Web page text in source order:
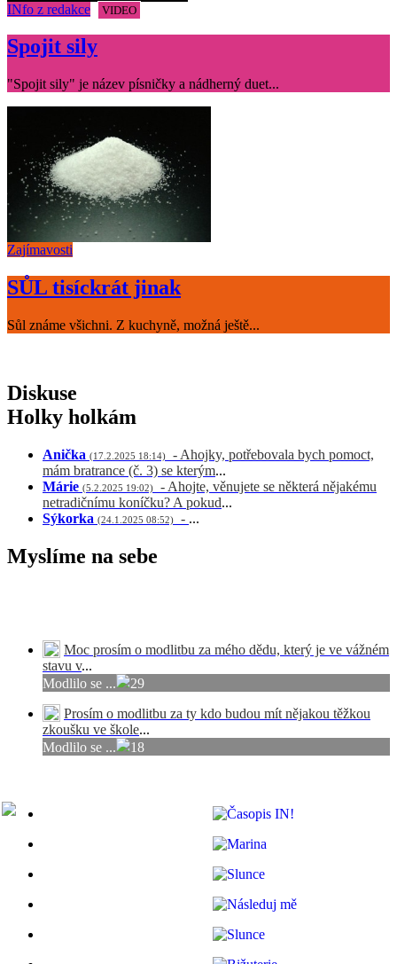
INfo z redakce VIDEO
Spojit sily
"Spojit sily" je název písničky a nádherný duet...
Zajímavosti
SŮL tisíckrát jinak
Sůl známe všichni. Z kuchyně, možná ještě...
Diskuse
Holky holkám
Anička (17.2.2025 18:14)
- Ahojky, potřebovala bych pomoct,
mám bratrance (č. 3) se kterým...
Márie (5.2.2025 19:02)
- Ahojte, věnujete se některá nějakému
netradičnímu koníčku? A pokud...
Sýkorka (24.1.2025 08:52) - ...
Myslíme na sebe
Moc prosím o modlitbu za mého dědu, který je ve vážném
stavu v...
Modlilo se ...
29
Prosím o modlitbu za ty kdo budou mít nějakou těžkou
zkoušku ve škole...
Modlilo se ...
18